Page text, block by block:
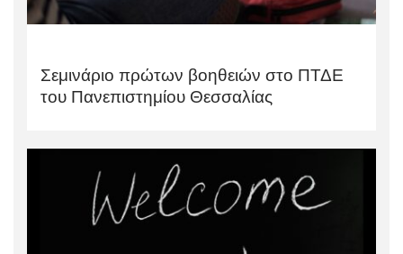
Σεμινάριο πρώτων βοηθειών στο ΠΤΔΕ
του Πανεπιστημίου Θεσσαλίας